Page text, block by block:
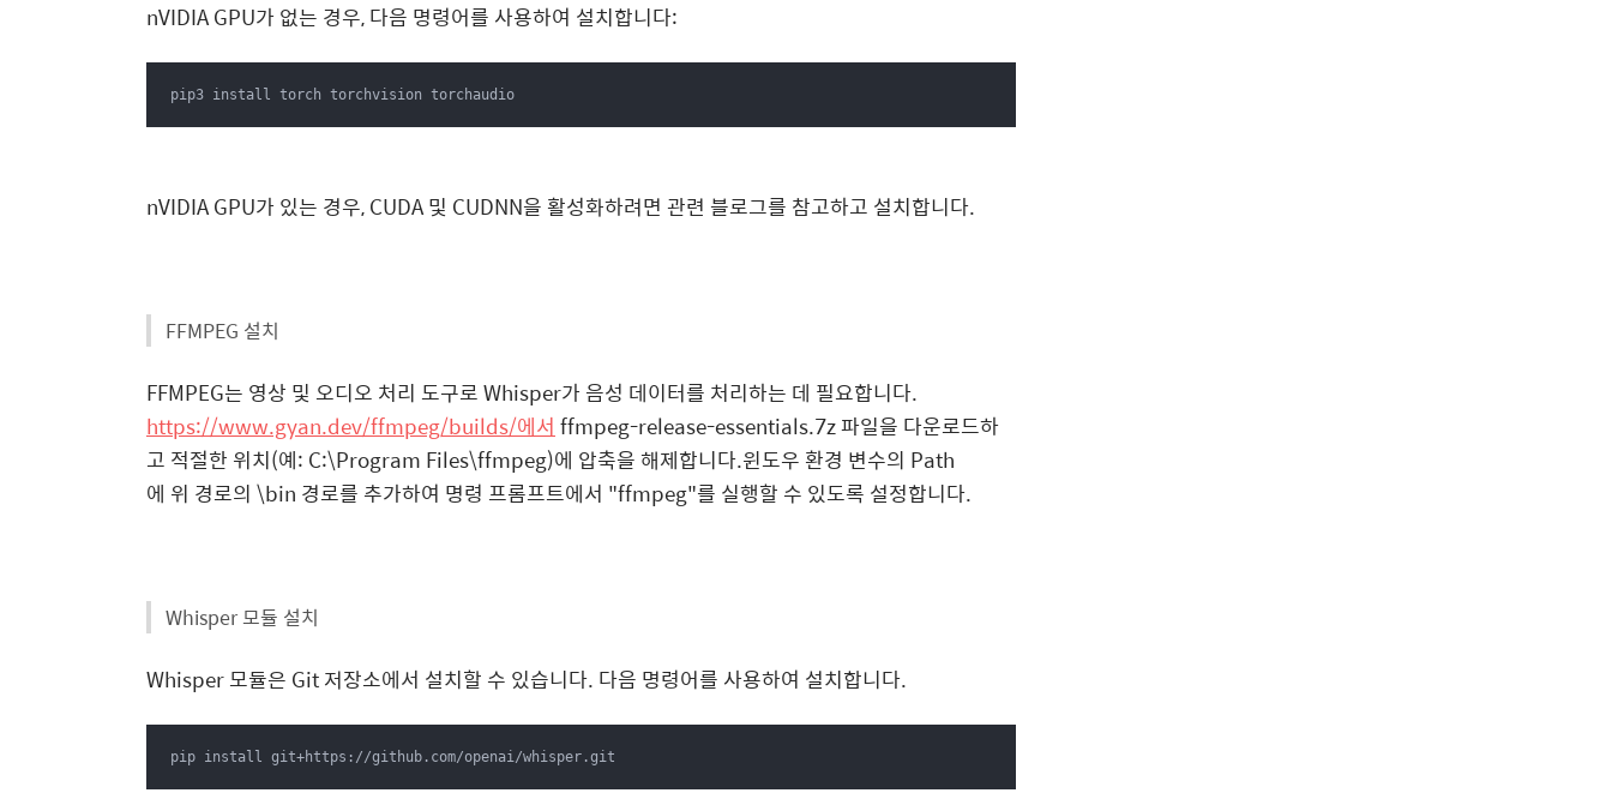
nVIDIA GPU가 없는 경우, 다음 명령어를 사용하여 설치합니다:
pip3 install torch torchvision torchaudio
nVIDIA GPU가 있는 경우, CUDA 및 CUDNN을 활성화하려면 관련 블로그를 참고하고 설치합니다.
FFMPEG 설치
FFMPEG는 영상 및 오디오 처리 도구로 Whisper가 음성 데이터를 처리하는 데 필요합니다.
https://www.gyan.dev/ffmpeg/builds/에서 ffmpeg-release-essentials.7z 파일을 다운로드하
고 적절한 위치(예: C:\Program Files\ffmpeg)에 압축을 해제합니다.윈도우 환경 변수의 Path
에 위 경로의 \bin 경로를 추가하여 명령 프롬프트에서 "ffmpeg"를 실행할 수 있도록 설정합니다.
Whisper 모듈 설치
Whisper 모듈은 Git 저장소에서 설치할 수 있습니다. 다음 명령어를 사용하여 설치합니다.
pip install git+https://github.com/openai/whisper.git